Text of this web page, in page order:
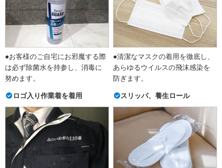
●お客様のご自宅にお邪魔する際
は必ず除菌水を持参し、消毒に
努めます。
●清潔なマスクの着用を徹底し、
あらゆるウイルスの飛沫感染を
防ぎます。
ロゴ入り作業着を着用 スリッパ、養生ロール